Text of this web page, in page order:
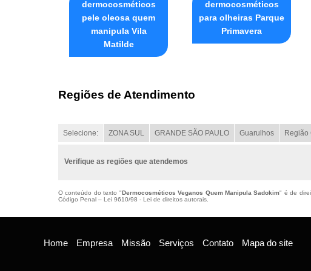
dermocosméticos
pele oleosa quem
manipula Vila
Matilde
dermocosméticos
para olheiras Parque
Primavera
Regiões de Atendimento
Selecione: ZONA SUL GRANDE SÃO PAULO Guarulhos Região
Verifique as regiões que atendemos
O conteúdo do texto "Dermocosméticos Veganos Quem Manipula Sadokim" é de
Código Penal – Lei 9610/98 - Lei de direitos autorais
Home Empresa Missão Serviços Contato Mapa do site